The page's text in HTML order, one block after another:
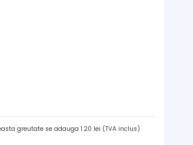
greutate se adauga 1.20 lei (TVA inclus)